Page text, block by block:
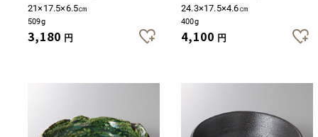
21×17.5×6.5㎝
509g
3,180 円
24.3×17.5×4.6㎝
400g
4,100 円